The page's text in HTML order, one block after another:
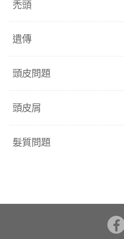
禿頭
遺傳
頭皮問題
頭皮屑
髮質問題